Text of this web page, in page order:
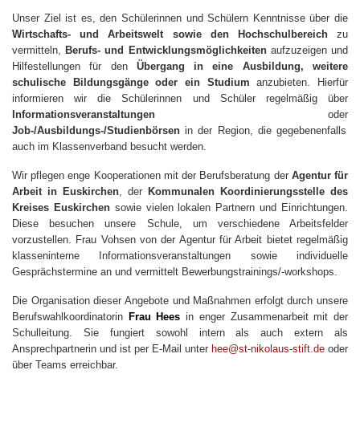
Unser Ziel ist es, den Schülerinnen und Schülern Kenntnisse über die
Wirtschafts- und Arbeitswelt sowie den Hochschulbereichzu
vermitteln,
Berufs- und Entwicklungsmöglichkeitenaufzuzeigen und
Hilfestellungen für den Übergang in eine Ausbildung, weitere
schulische Bildungsgänge oder ein Studium anzubieten. Hierfür
informieren wir die Schülerinnen und Schüler regelmäßig über
Informationsveranstaltungen oder
Job-/Ausbildungs-/Studienbörsen in der Region, die gegebenenfalls
auch im Klassenverband besucht werden.
Wir pflegen enge Kooperationen mit der Berufsberatung der Agentur für
Arbeit in Euskirchen , der Kommunalen Koordinierungsstelle des
Kreises Euskirchensowie vielen lokalen Partnern und Einrichtungen.
Diese besuchen unsere Schule, um verschiedene Arbeitsfelder
vorzustellen. Frau Vohsen von der Agentur für Arbeit bietet regelmäßig
klasseninterne Informationsveranstaltungen sowie individuelle
Gesprächstermine an und vermittelt Bewerbungstrainings/-workshops.
Die Organisation dieser Angebote und Maßnahmen erfolgt durch unsere
Berufswahlkoordinatorin Frau Heesin enger Zusammenarbeit mit der
Schulleitung. Sie fungiert sowohl intern als auch extern als
Ansprechpartnerin und ist per E-Mail unter hee@st-nikolaus-stift.de oder
über Teams erreichbar.